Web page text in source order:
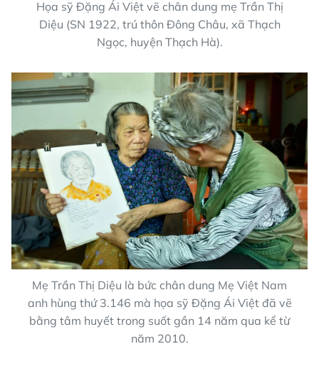
Họa sỹ Đặng Ái Việt vẽ chân dung mẹ Trần Thị
Diệu (SN 1922, trú thôn Đông Châu, xã Thạch
Ngọc, huyện Thạch Hà).
Mẹ Trần Thị Diệu là bức chân dung Mẹ Việt Nam
anh hùng thứ 3.146 mà họa sỹ Đặng Ái Việt đã vẽ
bằng tâm huyết trong suốt gần 14 năm qua kể từ
năm 2010.